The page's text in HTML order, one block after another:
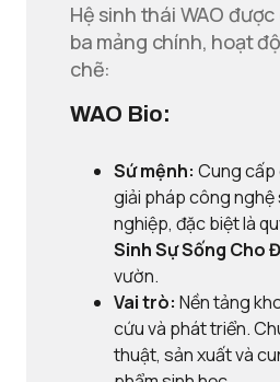
Hệ sinh thái WAO
ba mảng chính, hoạt
chẽ:
WAO Bio:
Sứ mệnh: Cung cấp
giải pháp công nghệ
nghiệp, đặc biệt là
Sinh Sự Sống Cho
vườn.
Vai trò: Nền tảng
cứu và phát triển.
thuật, sản xuất và